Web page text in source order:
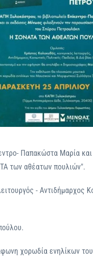
Παπακώστα Μαρία
των αθέατων πουλιών".
- Αντιδήμαρχος
χορωδία ενηλίκων